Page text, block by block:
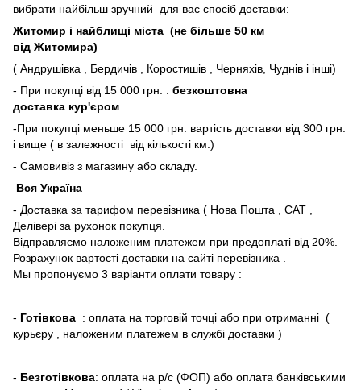
вибрати найбільш зручний для вас спосіб доставки:
Житомир і найблищі міста (не більше 50 км
від Житомира)
( Андрушівка , Бердичів , Коростишів , Черняхів, Чуднів і інші)
- При покупці від 15 000 грн. : безкоштовна
доставка кур'єром
-При покупці меньше 15 000 грн. вартість доставки від 300 грн.
і вище ( в залежності від кількості км.)
- Самовивіз з магазину або складу.
Вся Україна
- Доставка за тарифом перевізника ( Нова Пошта , САТ ,
Делівері за рухонок покупця.
Відправляємо наложеним платежем при предоплаті від 20%.
Розрахунок вартості доставки на сайті перевізника .
Мы пропонуємо 3 варіанти оплати товару :
- Готівкова : оплата на торговій точці або при отриманні (
курьєру , наложеним платежем в службі доставки )
- Безготівкова: оплата на р/с (ФОП) або оплата банківськими